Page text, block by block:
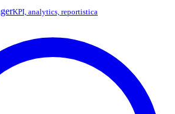
KPI, analytics, reportistica